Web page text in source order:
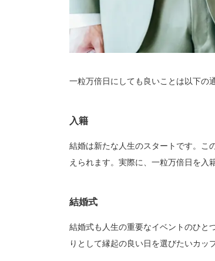
一粒万倍日にしても良いことは以下の
入籍
結婚は新たな人生のスタートです。こ
えられます。実際に、一粒万倍日を入
結婚式
結婚式も人生の重要なイベントのひと
りとして縁起の良い日を選びたいカッ